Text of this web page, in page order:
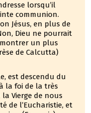
lorsqu’il
communion.
Jésus, en plus de
Dieu ne pourrait
un plus
de Calcutta)
est descendu du
la foi de la très
Vierge de nous
de l’Eucharistie, et